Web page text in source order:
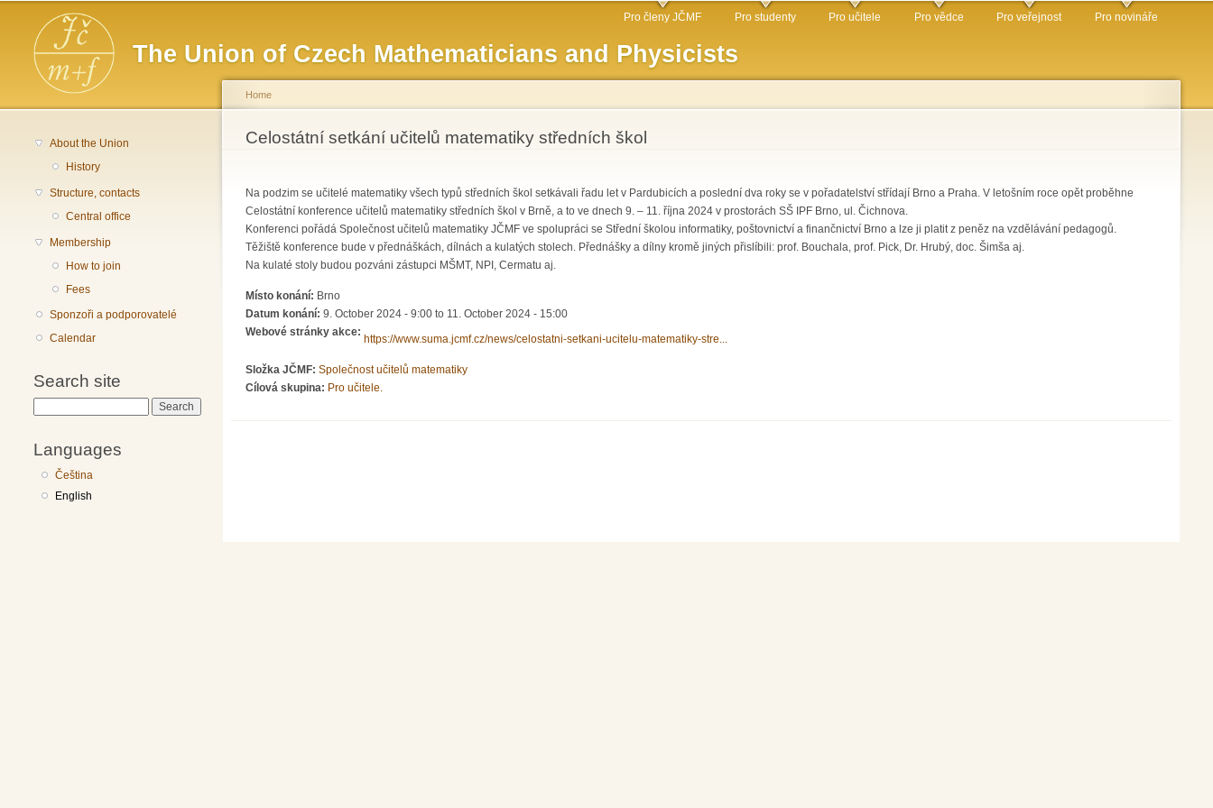
The Union of Czech Mathematicians and Physicists
Main menu Pro členy JČMF Pro studenty Pro učitele Pro vědce Pro veřejnost Pro novináře
About the Union
History
Structure, contacts
Central office
Membership
How to join
Fees
Sponzoři a podporovatelé
Calendar
Search site
Languages
Čeština
English
You are here
Home
Celostátní setkání učitelů matematiky středních škol
Na podzim se učitelé matematiky všech typů středních škol setkávali řadu let v Pardubicích a poslední dva roky se v pořadatelství střídají Brno a Praha. V letošním roce opět proběhne
Celostátní konference učitelů matematiky středních škol v Brně, a to ve dnech 9. – 11. října 2024 v prostorách SŠ IPF Brno, ul. Čichnova.
Konferenci pořádá Společnost učitelů matematiky JČMF ve spolupráci se Střední školou informatiky, poštovnictví a finančnictví Brno a lze ji platit z peněz na vzdělávání pedagogů.
Těžiště konference bude v přednáškách, dílnách a kulatých stolech. Přednášky a dílny kromě jiných přislíbili: prof. Bouchala, prof. Pick, Dr. Hrubý, doc. Šimša aj.
Na kulaté stoly budou pozváni zástupci MŠMT, NPI, Cermatu aj.
Místo konání: Brno
Datum konání: 9. October 2024 - 9:00 to 11. October 2024 - 15:00
Webové stránky akce:
https://www.suma.jcmf.cz/news/celostatni-setkani-ucitelu-matematiky-stre...
Složka JČMF: Společnost učitelů matematiky
Cílová skupina: Pro učitele.